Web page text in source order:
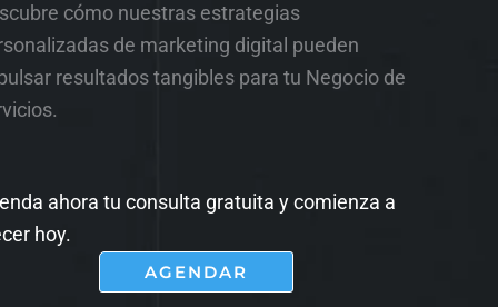
cómo nuestras estrategias
de marketing digital pueden
resultados tangibles para tu Negocio de
ahora tu consulta gratuita y comienza a
hoy.
AGENDAR